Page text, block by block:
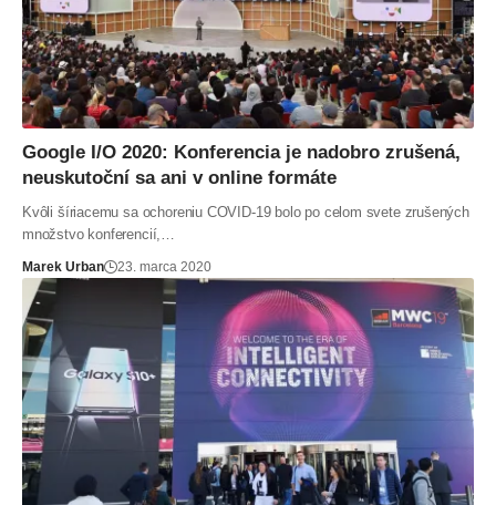
Google I/O 2020: Konferencia je nadobro zrušená,
neuskutoční sa ani v online formáte
Kvôli šíriacemu sa ochoreniu COVID-19 bolo po celom svete zrušených
množstvo konferencií,…
Marek Urban 23. marca 2020